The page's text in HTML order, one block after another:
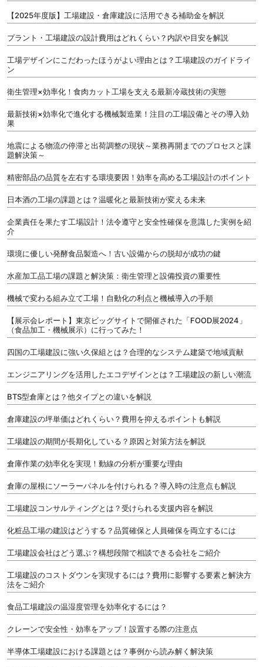
【2025年度版】工場建設・倉庫建設に活用できる補助金を解説
プラント・工場建設の設計費用はどれくらい？内訳や目安を解説
工場デザインにこだわったほうがよい理由とは？工場建設のガイドライ
ン
衛生管理×効率化！食肉カット工場を支える最新冷蔵技術の実態
最新技術×効率化で進化する機械製造業！注目の工場設備とその導入効
果
地震による物流の停滞と出荷調整の現状～業務再開までのプロセスと課
題解決策～
精密部品の品質を左右する環境要因！効率を高める工場設計のポイント
日本酒の工場の課題とは？温暖化と最新技術が変える未来
企業責任を果たす工場設計！法令遵守と安全性確保を意識した実例を紹
介
環境に優しい発酵食品製造へ！古い設備からの脱却が成功の鍵
水産加工品工場の課題と解決策：衛生管理と設備投資の重要性
機械で変わる組み立て工場！自動化の利点と機械導入の手順
【展示会レポート】東京ビッグサイトで開催された「FOOD展2024」
（食品加工・機械展示）に行ってみた！
四国の工場建設に強い久保組とは？合理的なシステム建築で地域貢献
エンジニアリングを活用したエコデザインとは？工場建設の新しい潮流
BTS型倉庫とは？他タイプとの違いを解説
倉庫建設の坪単価はどれくらい？費用を抑えるポイントも解説
工場建設の期間が長期化している？原因と対策方法を解説
倉庫作業の効率化を実現！動線の分析が重要な理由
倉庫の屋根にソーラーパネルを付けられる？導入時の注意点も解説
工場建設コンサルティングとは？受けられる支援内容を解説
化粧品工場の建設はどうする？品質確保と人員確保を両立するには
工場建設会社はどう選ぶ？構想段階で相談できる会社をご紹介
工場建設のコストダウンを実現するには？費用に影響する要素と解決方
法をご紹介
食品工場建設の温湿度管理を効率化するには？
クレーンで安全性・効率をアップ！設置する際の注意点
半導体工場建設における課題とは？事例から読み解く解決策